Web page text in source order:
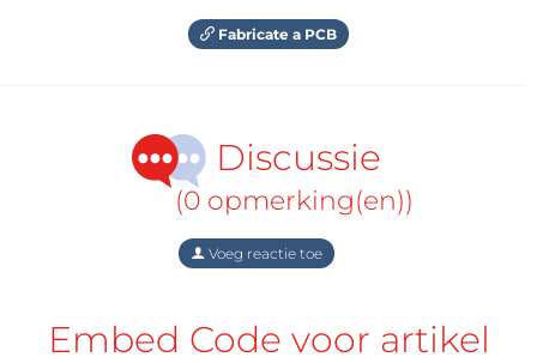
Fabricate a PCB
Discussie
(0 opmerking(en))
Voeg reactie toe
Embed Code voor artikel